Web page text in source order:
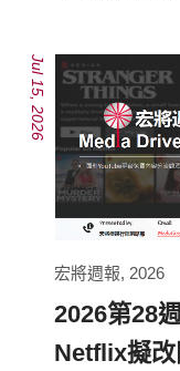
Jul 15, 2026
宏將週報, 2026
2026第28
Netflix擬